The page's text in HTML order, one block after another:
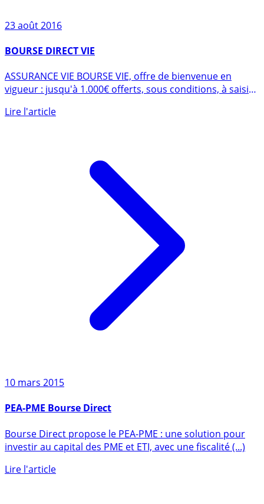
23 août 2016
BOURSE DIRECT VIE
vigueur : jusqu'à 1.000€ offerts, sous conditions, à saisir
10 mars 2015
PEA-PME Bourse Direct
Bourse Direct propose le PEA-PME : une solution pour
investir au capital des PME et ETI, avec une fiscalité (...)